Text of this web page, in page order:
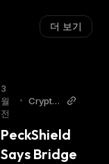
더 보기
3
월
전
•
Crypto
PeckShield
Says Bridge